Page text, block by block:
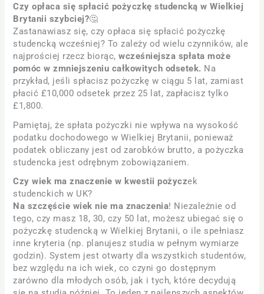
Czy opłaca się spłacić pożyczkę studencką w Wielkiej
Brytanii szybciej?🤔
Zastanawiasz się, czy opłaca się spłacić pożyczkę
studencką wcześniej? To zależy od wielu czynników, ale
najprościej rzecz biorąc,wcześniejsza spłata może
pomóc w zmniejszeniu całkowitych odsetek. Na
przykład, jeśli spłacisz pożyczkę w ciągu 5 lat, zamiast
płacić £10,000 odsetek przez 25 lat, zapłacisz tylko
£1,800.
Pamiętaj, że spłata pożyczki nie wpływa na wysokość
podatku dochodowego w Wielkiej Brytanii, ponieważ
podatek obliczany jest od zarobków brutto, a pożyczka
studencka jest odrębnym zobowiązaniem.
Czy wiek ma znaczenie w kwestii pożyczek
studenckich w UK?
Na szczęście wiek nie ma znaczenia! Niezależnie od
tego, czy masz 18, 30, czy 50 lat, możesz ubiegać się o
pożyczkę studencką w Wielkiej Brytanii, o ile spełniasz
inne kryteria (np. planujesz studia w pełnym wymiarze
godzin). System jest otwarty dla wszystkich studentów,
bez względu na ich wiek, co czyni go dostępnym
zarówno dla młodych osób, jak i tych, które decydują